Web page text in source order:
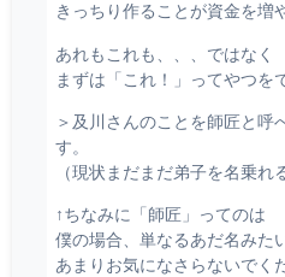
きっちり作ることが資金を増
あれもこれも、、、ではなく
まずは「これ！」ってやつを
＞及川さんのことを師匠と呼
す。
（現状まだまだ弟子を名乗れ
↑ちなみに「師匠」ってのは
僕の場合、単なるあだ名みた
あまりお気になさらないでく